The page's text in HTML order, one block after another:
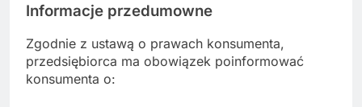
Informacje przedumowne
Zgodnie z ustawą o prawach konsumenta,
przedsiębiorca ma obowiązek poinformować
konsumenta o: